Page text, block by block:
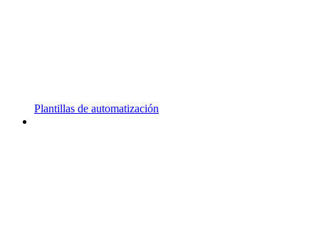
Plantillas de automatización